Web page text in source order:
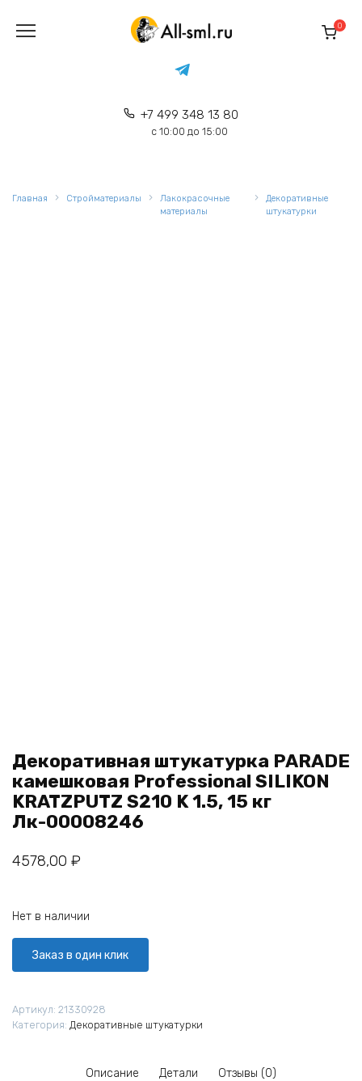
содержанию
+7 499 348 13 80
с 10:00 до 15:00
0
Главная Стройматериалы
Лакокрасочные
материалы
Декоративные
штукатурки
Декоративная штукатурка PARADE
камешковая Professional SILIKON
KRATZPUTZ S210 K 1.5, 15 кг
Лк-00008246
4578,00 ₽
Нет в наличии
Заказ в один клик
Артикул: 21330928
Категория: Декоративные штукатурки
Описание Детали Отзывы (0)